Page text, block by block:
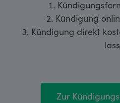
Kündigung
Kündigung direkt
Zur